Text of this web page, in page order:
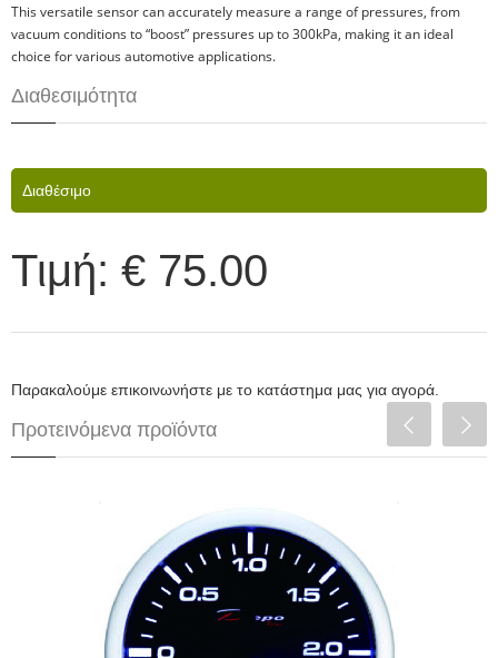
This versatile sensor can accurately measure a range of pressures, from
vacuum conditions to “boost” pressures up to 300kPa, making it an ideal
choice for various automotive applications.
Διαθεσιμότητα
Διαθέσιμο
Τιμή: € 75.00
Παρακαλούμε επικοινωνήστε με το κατάστημα μας για αγορά.
Προτεινόμενα προϊόντα
Depo Racing Μπαρόμετρο 52mm LED